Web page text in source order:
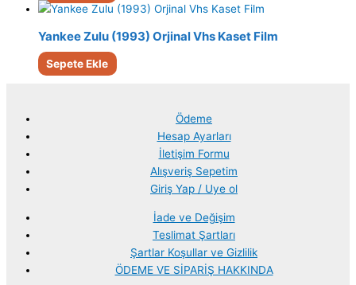
Yankee Zulu (1993) Orjinal Vhs Kaset Film
Sepete Ekle
Ödeme
Hesap Ayarları
İletişim Formu
Alışveriş Sepetim
Giriş Yap / Uye ol
İade ve Değişim
Teslimat Şartları
Şartlar Koşullar ve Gizlilik
ÖDEME VE SİPARİŞ HAKKINDA